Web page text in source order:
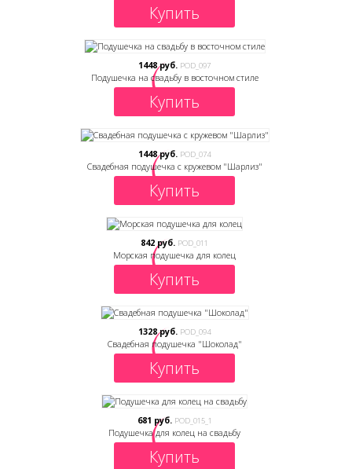
Купить
1448 руб. POD_097
Подушечка на свадьбу в восточном стиле
Купить
1448 руб. POD_074
Свадебная подушечка с кружевом "Шарлиз"
Купить
842 руб. POD_011
Морская подушечка для колец
Купить
1328 руб. POD_094
Свадебная подушечка "Шоколад"
Купить
681 руб. POD_015_1
Подушечка для колец на свадьбу
Купить